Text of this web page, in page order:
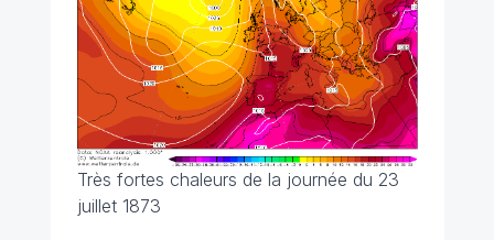
Très fortes chaleurs de la journée du 23
juillet 1873